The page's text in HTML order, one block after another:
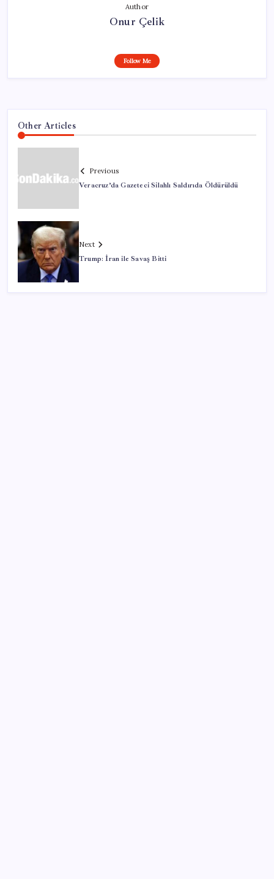
Author
Onur Çelik
Follow Me
Other Articles
Previous
Veracruz’da Gazeteci Silahlı Saldırıda Öldürüldü
Next
Trump: İran ile Savaş Bitti